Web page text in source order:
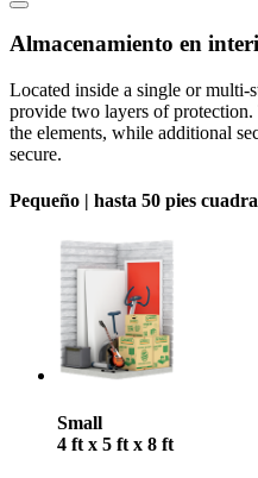
Almacenamiento en
Located inside a single or
provide two layers of
the elements, while additional
secure.
Pequeño | hasta 50 pies
Small
4 ft x 5 ft x 8 ft